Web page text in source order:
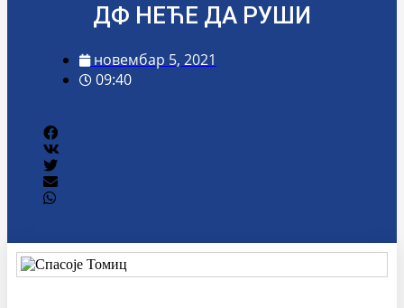
ДФ НЕЋЕ ДА РУШИ
новембар 5, 2021
09:40